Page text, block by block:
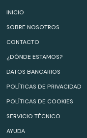
INICIO
SOBRE NOSOTROS
CONTACTO
¿DÓNDE ESTAMOS?
DATOS BANCARIOS
POLÍTICAS DE PRIVACIDAD
POLÍTICAS DE COOKIES
SERVICIO TÉCNICO
AYUDA